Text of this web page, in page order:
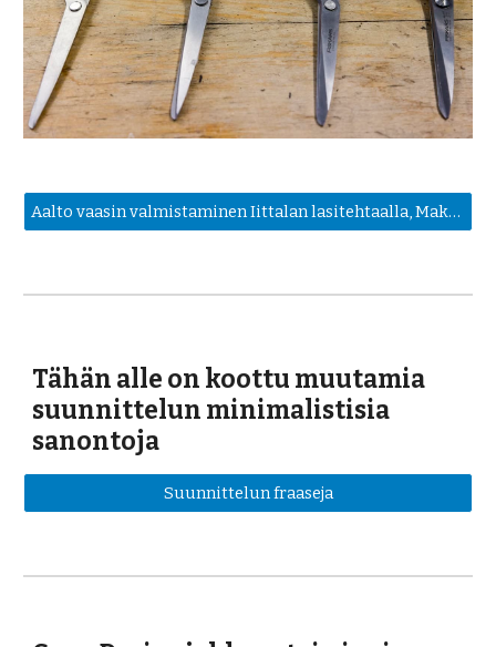
Aalto vaasin valmistaminen Iittalan lasitehtaalla, Making of the Aalto Vase
Tähän alle on koottu muutamia
suunnittelun minimalistisia
sanontoja
Suunnittelun fraaseja